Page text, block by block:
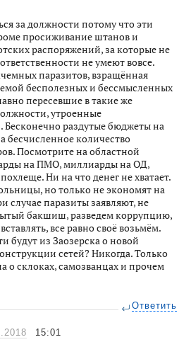
за должности потому что эти
просиживание штанов и
распоряжений, за которые не
не умеют вовсе.
паразитов, взращённая
бесполезных и бессмысленных
пересевшие в такие же
утроенные
Бесконечно раздутые бюджеты на
бесчисленное количество
Посмотрите на областной
на ПМО, миллиарды на ОД,
Ни на что денег не хватает.
но только не экономят на
случае паразиты заявляют, не
бакшиш, разведем коррупцию,
все равно своё возьмём.
будут из Заозерска о новой
сетей? Никогда. Только
о склоках, самозванцах и прочем
Ответить
15:01